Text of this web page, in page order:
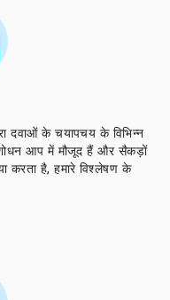
दवाओं के चयापचय के विभिन्न
आप में मौजूद हैं और सैकड़ों
करता है, हमारे विश्लेषण के